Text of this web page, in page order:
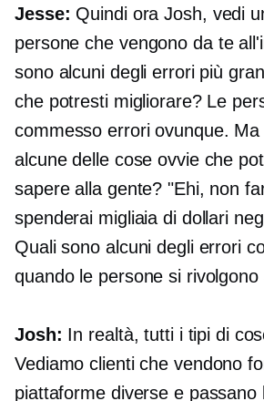
Jesse: Quindi ora Josh, vedi
persone che vengono da te
sono alcuni degli errori più
che potresti migliorare? Le
commesso errori ovunque. Ma
alcune delle cose ovvie che
sapere alla gente? "Ehi, non
spenderai migliaia di dollari
Quali sono alcuni degli errori
quando le persone si rivolgono
Josh: In realtà, tutti i tipi di
Vediamo clienti che vendono
piattaforme diverse e passano